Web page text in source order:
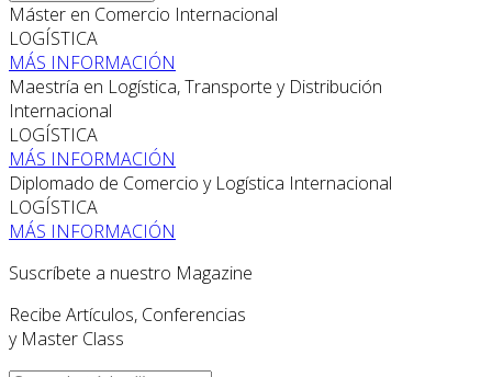
Máster en Comercio Internacional
LOGÍSTICA
MÁS INFORMACIÓN
Maestría en Logística, Transporte y Distribución
Internacional
LOGÍSTICA
MÁS INFORMACIÓN
Diplomado de Comercio y Logística Internacional
LOGÍSTICA
MÁS INFORMACIÓN
Suscríbete a nuestro Magazine
Recibe Artículos, Conferencias
y Master Class